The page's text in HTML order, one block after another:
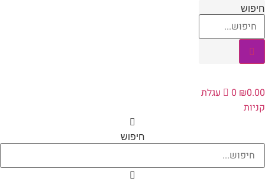
₪
0
עגלת
חיפוש